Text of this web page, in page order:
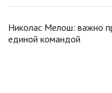
Николас Мелош: важно
единой командой